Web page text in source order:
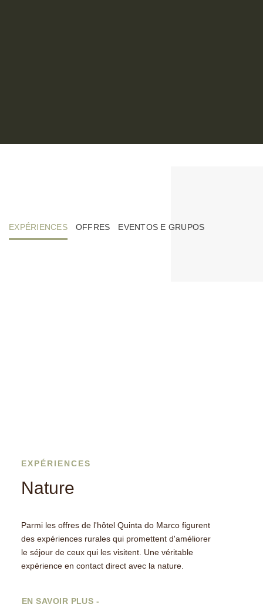
EXPÉRIENCES OFFRES EVENTOS E GRUPOS
EXPÉRIENCES
Nature
Parmi les offres de l'hôtel Quinta do Marco figurent
des expériences rurales qui promettent d'améliorer
le séjour de ceux qui les visitent. Une véritable
expérience en contact direct avec la nature.
EN SAVOIR PLUS -